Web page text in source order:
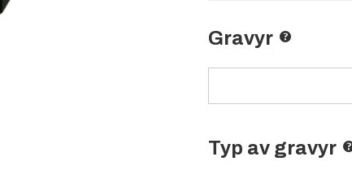
Gravyr
Typ av gravyr